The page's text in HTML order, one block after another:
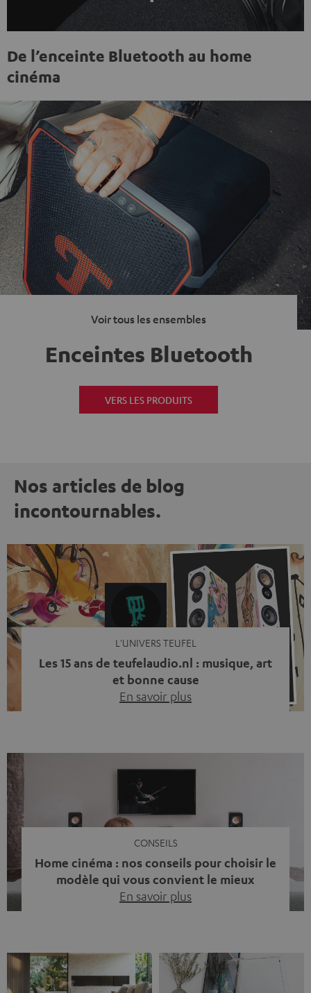
De l’enceinte Bluetooth au home
cinéma
Voir tous les ensembles
Enceintes Bluetooth
VERS LES PRODUITS
Nos articles de blog
incontournables.
L'UNIVERS TEUFEL
Les 15 ans de teufelaudio.nl : musique, art
et bonne cause
En savoir plus
quelque chose qui reflète ce que représente Teufel :
célébrer le pouvoir du son et redonner quelque chose à
la société. La musique fait bien plus que simplement
sonner bien. […]
CONSEILS
Home cinéma : nos conseils pour choisir le
modèle qui vous convient le mieux
En savoir plus
dialogue est couvert par un bruit de fond… et adieu
l’immersion. Rassurez-vous, on a tous vécu ça. Mais la